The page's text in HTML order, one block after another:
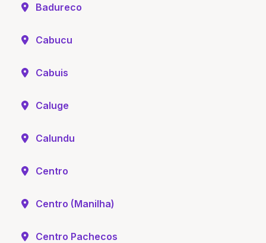
Badureco
Cabucu
Cabuis
Caluge
Calundu
Centro
Centro (Manilha)
Centro Pachecos